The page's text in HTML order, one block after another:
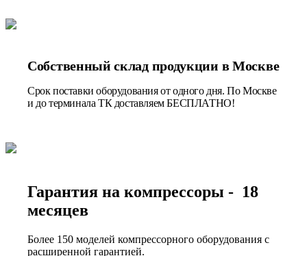
Собственный склад продукции в Москве
Срок поставки оборудования от одного дня. По Москве
и до терминала ТК доставляем БЕСПЛАТНО!
Гарантия на компрессоры - 18
месяцев
Более 150 моделей компрессорного оборудования с
расширенной гарантией.